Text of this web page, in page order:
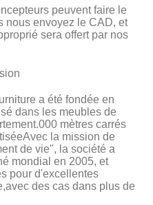
peuvent faire le
nous envoyez le CAD, et
sera offert par nos
a été fondée en
dans les meubles de
mètres carrés
la mission de
de vie", la société a
mondial en 2005, et
pour d'excellentes
des cas dans plus de